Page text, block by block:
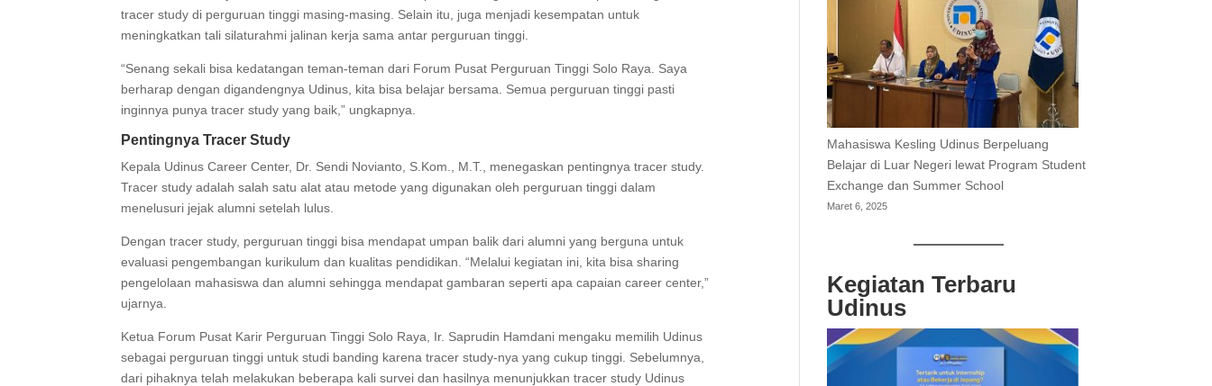
tracer study di perguruan tinggi masing-masing. Selain itu, juga menjadi kesempatan untuk
meningkatkan tali silaturahmi jalinan kerja sama antar perguruan tinggi.
“Senang sekali bisa kedatangan teman-teman dari Forum Pusat Perguruan Tinggi Solo Raya. Saya
berharap dengan digandengnya Udinus, kita bisa belajar bersama. Semua perguruan tinggi pasti
inginnya punya tracer study yang baik,” ungkapnya.
Pentingnya Tracer Study
Kepala Udinus Career Center, Dr. Sendi Novianto, S.Kom., M.T., menegaskan pentingnya tracer study.
Tracer study adalah salah satu alat atau metode yang digunakan oleh perguruan tinggi dalam
menelusuri jejak alumni setelah lulus.
Dengan tracer study, perguruan tinggi bisa mendapat umpan balik dari alumni yang berguna untuk
evaluasi pengembangan kurikulum dan kualitas pendidikan. “Melalui kegiatan ini, kita bisa sharing
pengelolaan mahasiswa dan alumni sehingga mendapat gambaran seperti apa capaian career center,”
ujarnya.
Ketua Forum Pusat Karir Perguruan Tinggi Solo Raya, Ir. Saprudin Hamdani mengaku memilih Udinus
sebagai perguruan tinggi untuk studi banding karena tracer study-nya yang cukup tinggi. Sebelumnya,
dari pihaknya telah melakukan beberapa kali survei dan hasilnya menunjukkan tracer study Udinus
Mahasiswa Kesling Udinus Berpeluang
Belajar di Luar Negeri lewat Program Student
Exchange dan Summer School
Maret 6, 2025
Kegiatan Terbaru
Udinus